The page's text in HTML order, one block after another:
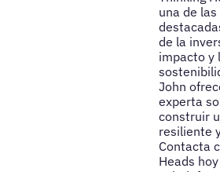
una de
de la
impacto y
John
experta
construir
resiliente
Contacta
Heads